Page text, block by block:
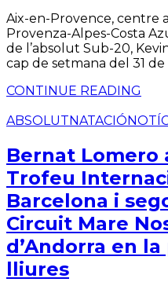
Aix-en-Provence, centre
Provenza-Alpes-Costa
de l’absolut Sub-20,
cap de setmana del 31 de
CONTINUE READING
ABSOLUT NATACIÓ
Bernat Lomero
Trofeu
Barcelona i
Circuit Mare
d’Andorra en
lliures